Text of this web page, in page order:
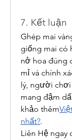
7. Kết luận
Ghép mai
giống mai có
nở hoa đúng
mỉ và chính
lý, người chơi
mang đậm
khảo thêm
nhất?.
Liên Hệ